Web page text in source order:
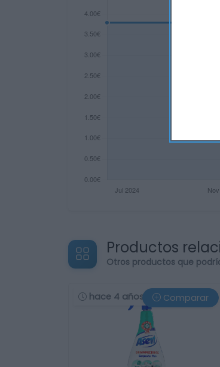
Productos
Otros productos que
hace 4 años Comparar